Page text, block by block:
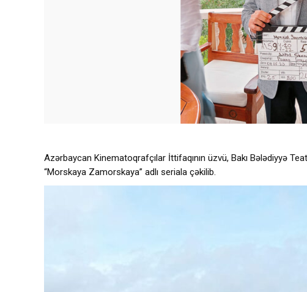
Azərbaycan Kinematoqrafçılar İttifaqının üzvü, Bakı Bələdiyyə
“Morskaya Zamorskaya” adlı seriala çəkilib.